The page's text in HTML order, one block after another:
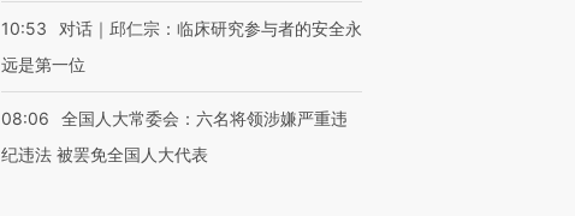
10:53
对话｜邱仁宗：临床研究参与者的安全永
远是第一位
08:06
全国人大常委会：六名将领涉嫌严重违
纪违法 被罢免全国人大代表